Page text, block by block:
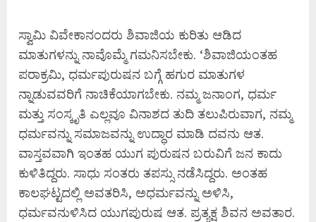
ಸ್ವಾಮಿ ವಿವೇಕಾನಂದರು ಶಿವಾಜಿಯ ಕುರಿತು ಆಡಿದ
ಮಾತುಗಳನ್ನು ನಾವೊಮ್ಮೆ ಗಮನಿಸಬೇಕು. ‘ಶಿವಾಜಿಯಂತಹ
ಪರಾಕ್ರಮಿ, ಧರ್ಮಪುರುಷನ ಬಗ್ಗೆ ಹಗುರ ಮಾತುಗಳ
ನ್ನಾಡುವವರಿಗೆ ನಾಚಿಕೆಯಾಗಬೇಕು. ನಮ್ಮ ಜನಾಂಗ, ಧರ್ಮ
ಮತ್ತು ಸಂಸ್ಕೃತಿ ಎಲ್ಲವೂ ವಿನಾಶದ ತುದಿ ತಲುಪಿರುವಾಗ, ನಮ್ಮ
ಧರ್ಮವನ್ನು ಸಮಾಜವನ್ನು ಉದ್ಧಾರ ಮಾಡಿ ದವನು ಆತ.
ವಾಸ್ತವವಾಗಿ ಇಂತಹ ಯುಗ ಪುರುಷನ ಬರುವಿಗೆ ಜನ ಕಾದು
ಕುಳಿತಿದ್ದರು. ಸಾಧು ಸಂತರು ತಪಸ್ಸು ನಡೆಸಿದ್ದರು. ಅಂತಹ
ಕಾಲಘಟ್ಟದಲ್ಲಿ ಅವತರಿಸಿ, ಅಧರ್ಮವನ್ನು ಅಳಿಸಿ,
ಧರ್ಮವನುಳಿಸಿದ ಯುಗಪುರುಷ ಆತ. ಪ್ರತ್ಯಕ್ಷ ಶಿವನ ಅವತಾರ.